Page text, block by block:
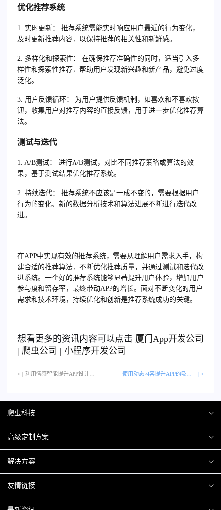
优化推荐系统
1. 实时更新：
推荐系统需能实时响应用户最近的行为变化，
及时更新推荐内容，以保持推荐的相关性和新鲜感。
2. 多样化和探索性：
在确保推荐准确性的同时，适当引入多
样性和探索性推荐，帮助用户发现新兴趣和新产品，避免过度
泛化。
3. 用户反馈循环：
为用户提供反馈机制，如喜欢和不喜欢按
钮，收集用户对推荐内容的直接反馈，用于进一步优化推荐算
法。
测试与迭代
1. A/B测试：
进行A/B测试，对比不同推荐策略或算法的效
果，基于测试结果优化推荐系统。
2. 持续迭代：
推荐系统不应该是一成不变的，需要根据用户
行为的变化、新的数据分析技术和算法进展不断进行迭代改
进。
在APP中实现有效的推荐系统，需要从理解用户需求入手，构
建合适的推荐算法，不断优化推荐质量，并通过测试和迭代改
进系统。一个好的推荐系统能够显著提升用户体验，增加用户
参与度和留存率，最终带动APP的增长。面对不断变化的用户
需求和技术环境，持续优化和创新是推荐系统成功的关键。
想看更多的资讯内容可以点击 厦门 App开发公司
| 爬虫公司 | 小程序开发公司
< | 利用情感智能提升APP设计… | >
爬虫科技
爬虫案例
关于爬虫
高级定制方案
H5互动营销
微信小程序
解决方案
商城解决方案
商城会员积分商城解决方案
友情链接
厦门小程序开发